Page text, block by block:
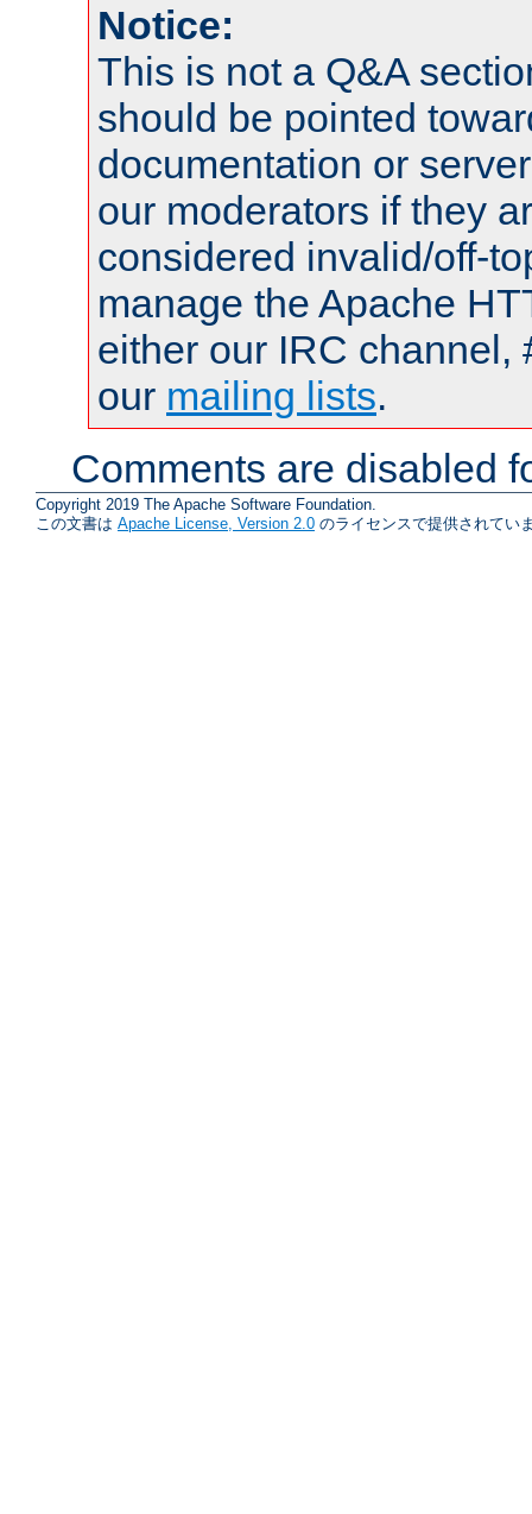
Notice:
This is not a Q&A
should be pointed
documentation or
our moderators if they
considered invalid/off-
manage the Apache
either our IRC channel,
our mailing lists.
Comments are disabled
Copyright 2019 The Apache Software Foundation.
この文書は Apache License, Version 2.0 のライセンスで提供されてい